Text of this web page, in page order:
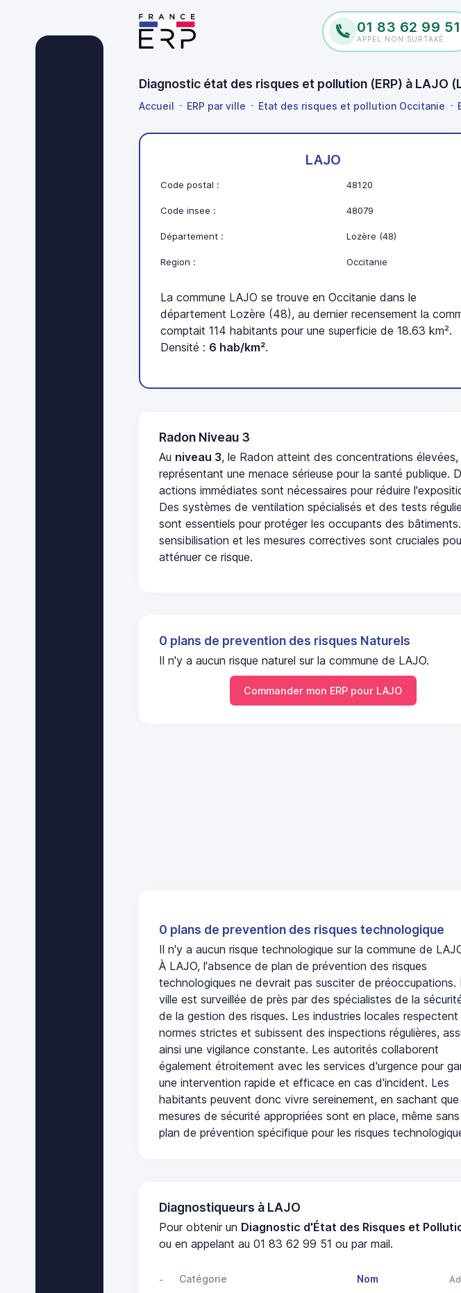
01 83 62 99 51
APPEL NON SURTAXÉ
Diagnostic état des risques et pollution (ERP) à LAJO
Accueil ERP par ville Etat des risques et pollution Occitanie
LAJO
Code postal : 48120
Code insee : 48079
Département : Lozère (48)
Region : Occitanie
La commune LAJO se trouve en Occitanie dans le
département Lozère (48), au dernier recensement la
comptait 114 habitants pour une superficie de 18.63 km².
Densité : 6 hab/km².
Radon Niveau 3
Au niveau 3, le Radon atteint des concentrations élevées,
représentant une menace sérieuse pour la santé publique.
actions immédiates sont nécessaires pour réduire
Des systèmes de ventilation spécialisés et des tests
sont essentiels pour protéger les occupants des
sensibilisation et les mesures correctives sont cruciales
atténuer ce risque.
0 plans de prevention des risques Naturels
Il n'y a aucun risque naturel sur la commune de LAJO.
Commander mon ERP pour LAJO
0 plans de prevention des risques technologique
Il n'y a aucun risque technologique sur la commune de
À LAJO, l'absence de plan de prévention des risques
technologiques ne devrait pas susciter de préoccupations.
ville est surveillée de près par des spécialistes de la
de la gestion des risques. Les industries locales respectent
normes strictes et subissent des inspections régulières,
ainsi une vigilance constante. Les autorités collaborent
également étroitement avec les services d'urgence pour
une intervention rapide et efficace en cas d'incident. Les
habitants peuvent donc vivre sereinement, en sachant
mesures de sécurité appropriées sont en place, même sans
plan de prévention spécifique pour les risques
Diagnostiqueurs à LAJO
Pour obtenir un Diagnostic d'État des Risques et
ou en appelant au 01 83 62 99 51 ou par mail.
- Catégorie Nom